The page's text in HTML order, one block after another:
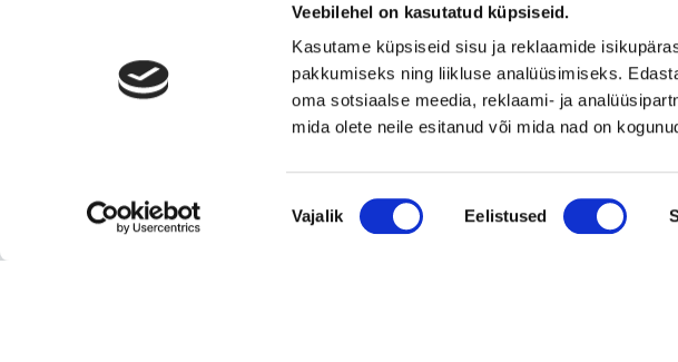
Veebilehel on kasutatud küpsiseid.
Kasutame küpsiseid sisu ja reklaamide
pakkumiseks ning liikluse analüüsimiseks.
oma sotsiaalse meedia, reklaami- ja
mida olete neile esitanud või mida nad on
Nõusoleku
valik
Vajalik Eelistused
Tugeva turupositsiooniga 3D printimise ja
seadmetega tegelev ettevõte
Rahvusvaheliselt tunnustatud metall- ja
tekstiilkompensaatorite projekteerija ja tootja.